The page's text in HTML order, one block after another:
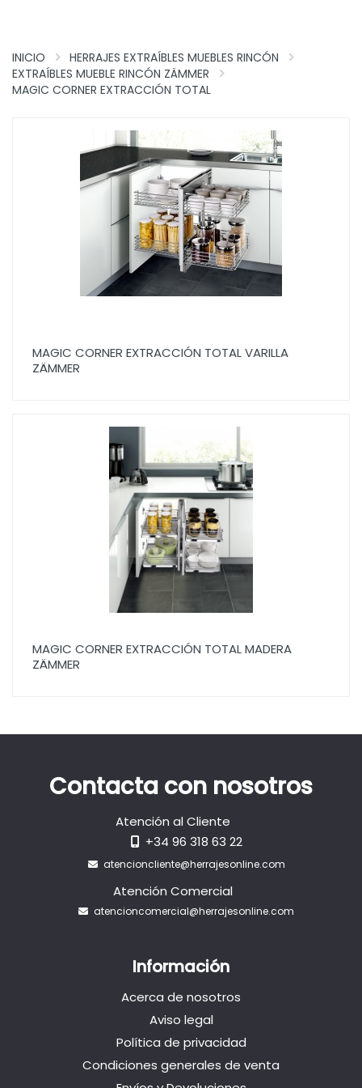
INICIO
HERRAJES EXTRAÍBLES MUEBLES RINCÓN
EXTRAÍBLES MUEBLE RINCÓN ZÄMMER
MAGIC CORNER EXTRACCIÓN TOTAL
MAGIC CORNER EXTRACCIÓN TOTAL VARILLA
ZÄMMER
MAGIC CORNER EXTRACCIÓN TOTAL MADERA
ZÄMMER
Contacta con nosotros
Atención al Cliente
+34 96 318 63 22
atencioncliente@herrajesonline.com
Atención Comercial
atencioncomercial@herrajesonline.com
Información
Acerca de nosotros
Aviso legal
Política de privacidad
Condiciones generales de venta